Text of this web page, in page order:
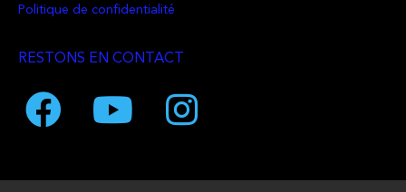
Politique de confidentialité
RESTONS EN CONTACT